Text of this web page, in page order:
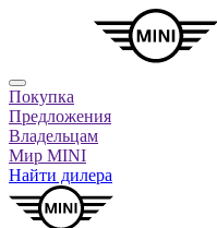
Покупка
Предложения
Владельцам
Мир MINI
Найти дилера